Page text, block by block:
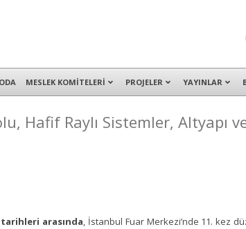
Çayırova, Dilovası, Gebze ve İMES OSB’deki
MESLEK KOMİTELERİ PROJELER YAYINLAR
Hafif Raylı Sistemler, Altyapı
arasında, İstanbul Fuar Merkezi’nde 11. kez